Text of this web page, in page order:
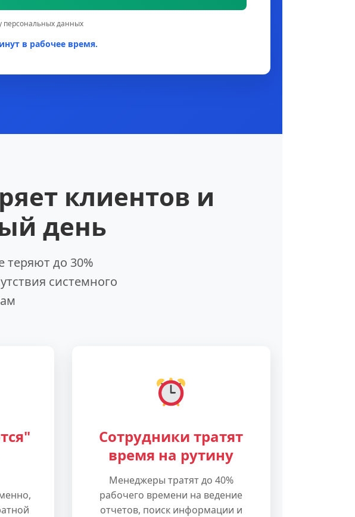
персональных данных
в рабочее время.
клиентов и
день
теряют до 30%
системного
Сотрудники тратят
время на рутину
Менеджеры тратят до 40%
рабочего времени на ведение
отчетов, поиск информации и